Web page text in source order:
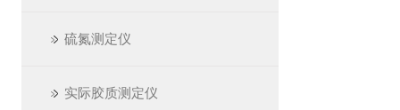
硫氮测定仪
实际胶质测定仪